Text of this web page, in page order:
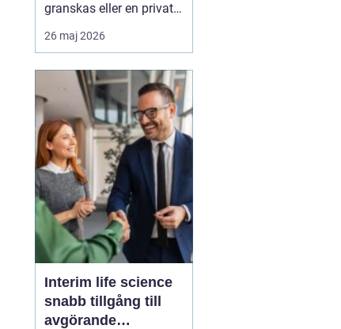
granskas eller en privat
livssituation kräver
juridisk expertis, blir
avgörande. Sökordet
”advokat i Stockholm”
används ofta av ...
26 maj 2026
Interim life science
snabb tillgång till
avgörande